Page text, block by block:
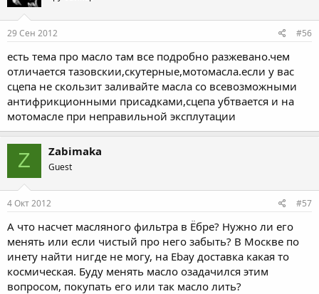
29 Сен 2012 #56
есть тема про масло там все подробно разжевано.чем
отличается тазовскии,скутерные,мотомасла.если у вас
сцепа не скользит заливайте масла со всевозможными
антифрикционными присадками,сцепа убтвается и на
мотомасле при неправильной эксплутации
Z Zabimaka
Guest
4 Окт 2012 #57
А что насчет масляного фильтра в Ёбре? Нужно ли его
менять или если чистый про него забыть? В Москве по
инету найти нигде не могу, на Ebay доставка какая то
космическая. Буду менять масло озадачился этим
вопросом, покупать его или так масло лить?